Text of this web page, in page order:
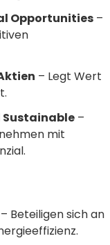
Opportunities –
– Legt Wert
Sustainable –
mit
– Beteiligen sich an